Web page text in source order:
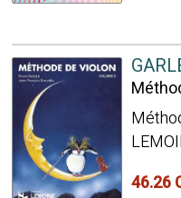
46.26